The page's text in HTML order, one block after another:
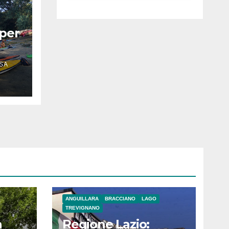
ANGUILLARA BRACCIANO
LAGO
TREVIGNANO
Regione Lazio: